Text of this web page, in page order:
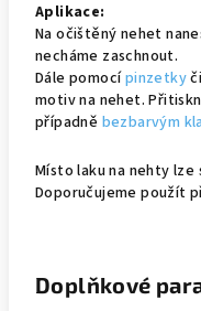
Aplikace:
Na očištěný nehet
necháme zaschnout.
Dále pomocípinzetky
motiv na nehet.
případně bezbarvým
Místo laku na nehty
Doporučujeme použít
Doplňkové